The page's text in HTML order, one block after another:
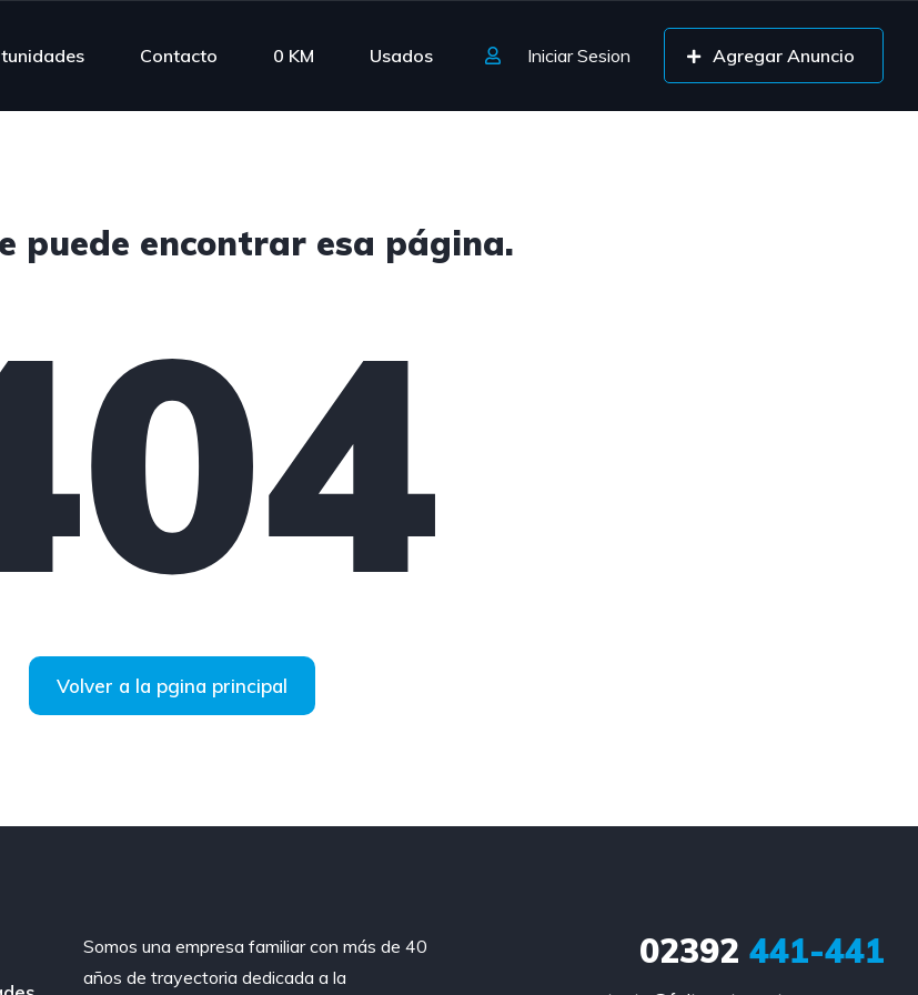
Contacto 0 KM Usados Iniciar Sesion Agregar Anuncio
puede encontrar esa página.
Volver a la pgina principal
Somos una empresa familiar con más de 40
años de trayectoria dedicada a la
02392 441-441